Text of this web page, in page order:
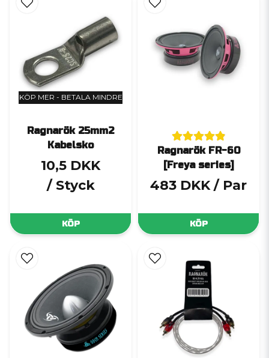
KÖP MER - BETALA MINDRE
Ragnarök 25mm2
Kabelsko
10,5 DKK
/ Styck
KÖP
Ragnarök FR-60
[Freya series]
483 DKK / Par
KÖP